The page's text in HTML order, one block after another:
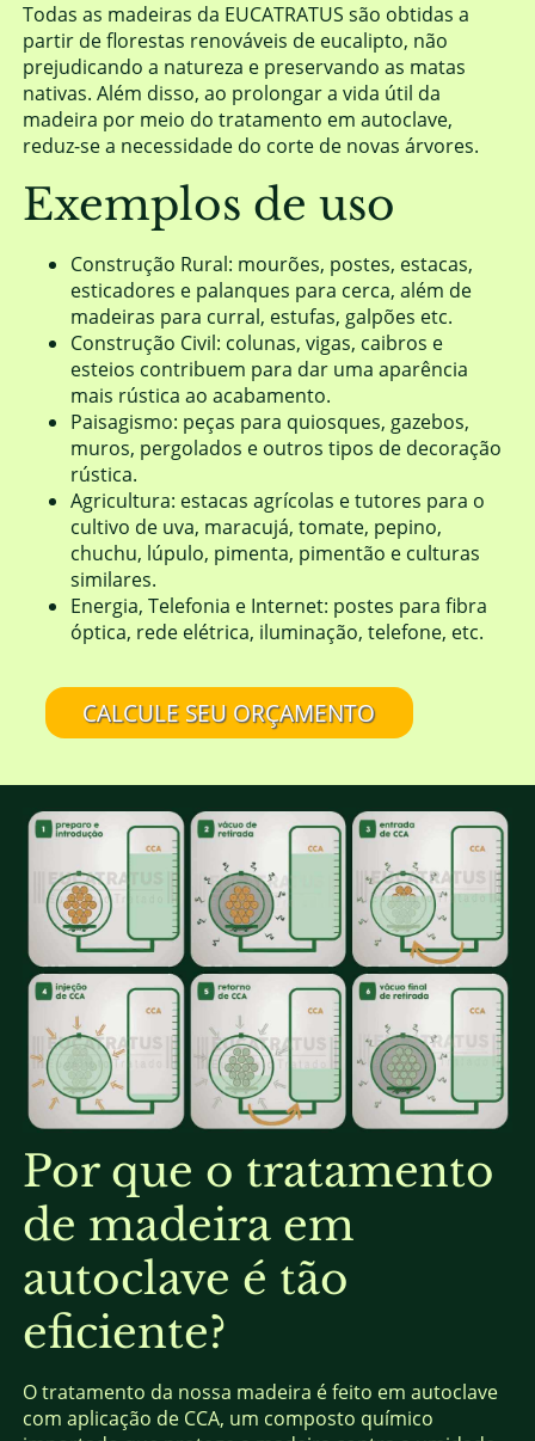
Todas as madeiras da EUCATRATUS são obtidas a
partir de florestas renováveis de eucalipto, não
prejudicando a natureza e preservando as matas
nativas. Além disso, ao prolongar a vida útil da
madeira por meio do tratamento em autoclave,
reduz-se a necessidade do corte de novas árvores.
Exemplos de uso
Construção Rural: mourões, postes, estacas,
esticadores e palanques para cerca, além de
madeiras para curral, estufas, galpões etc.
Construção Civil: colunas, vigas, caibros e
esteios contribuem para dar uma aparência
mais rústica ao acabamento.
Paisagismo: peças para quiosques, gazebos,
muros, pergolados e outros tipos de decoração
rústica.
Agricultura: estacas agrícolas e tutores para o
cultivo de uva, maracujá, tomate, pepino,
chuchu, lúpulo, pimenta, pimentão e culturas
similares.
Energia, Telefonia e Internet: postes para fibra
óptica, rede elétrica, iluminação, telefone, etc.
CALCULE SEU ORÇAMENTO
Por que o tratamento
de madeira em
autoclave é tão
eficiente?
O tratamento da nossa madeira é feito em autoclave
com aplicação de CCA, um composto químico